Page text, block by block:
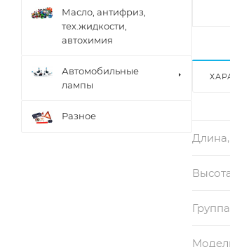
Масло, антифриз,
тех.жидкости,
автохимия
Автомобильные
лампы
Разное